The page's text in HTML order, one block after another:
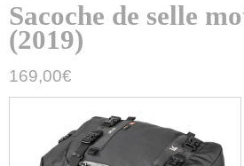
Sacoche de selle
(2019)
169,00€